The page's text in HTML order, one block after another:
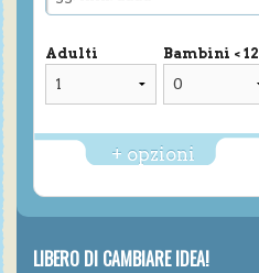
Adulti Bambini < 12
+ opzioni
LIBERO DI CAMBIARE IDEA!